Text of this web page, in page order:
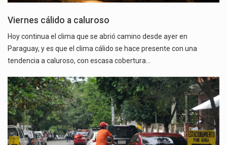
Viernes cálido a caluroso
Hoy continua el clima que se abrió camino desde ayer en
Paraguay, y es que el clima cálido se hace presente con una
tendencia a caluroso, con escasa cobertura…